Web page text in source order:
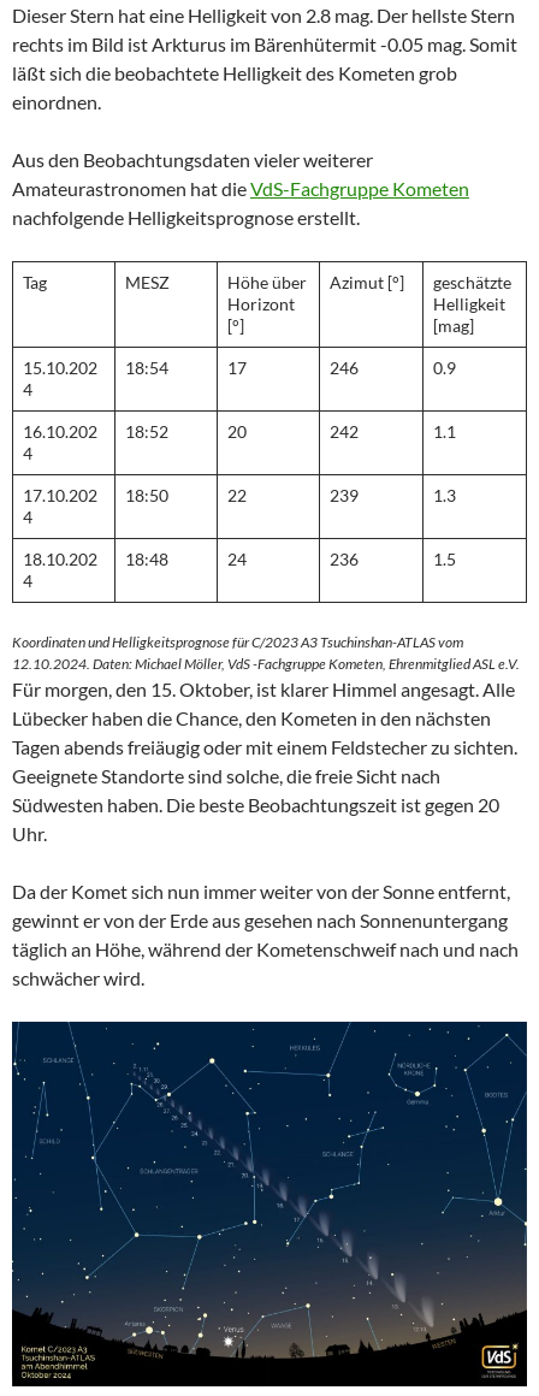
Dieser Stern hat eine Helligkeit von 2.8 mag. Der hellste Stern
rechts im Bild ist Arkturus im Bärenhütermit -0.05 mag. Somit
läßt sich die beobachtete Helligkeit des Kometen grob
einordnen.
Aus den Beobachtungsdaten vieler weiterer
Amateurastronomen hat dieVdS-Fachgruppe Kometen
nachfolgende Helligkeitsprognose erstellt.
Tag MESZ
Höhe über
Horizont
[°]
Azimut [°]
geschätzte
Helligkeit
[mag]
15.10.202
4
18:54 17 246 0.9
16.10.202
4
18:52 20 242 1.1
17.10.202
4
18:50 22 239 1.3
18.10.202
4
18:48 24 236 1.5
Koordinaten und Helligkeitsprognose für C/2023 A3 Tsuchinshan-ATLAS vom
12.10.2024. Daten: Michael Möller, VdS -Fachgruppe Kometen, Ehrenmitglied ASL e.V.
Für morgen, den 15. Oktober, ist klarer Himmel angesagt. Alle
Lübecker haben die Chance, den Kometen in den nächsten
Tagen abends freiäugig oder mit einem Feldstecher zu sichten.
Geeignete Standorte sind solche, die freie Sicht nach
Südwesten haben. Die beste Beobachtungszeit ist gegen 20
Uhr.
Da der Komet sich nun immer weiter von der Sonne entfernt,
gewinnt er von der Erde aus gesehen nach Sonnenuntergang
täglich an Höhe, während der Kometenschweif nach und nach
schwächer wird.